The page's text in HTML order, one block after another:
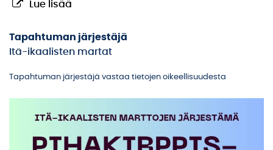
Lue lisää
Tapahtuman järjestäjä
Itä-ikaalisten martat
Tapahtuman järjestäjä vastaa tietojen oikeellisuudesta